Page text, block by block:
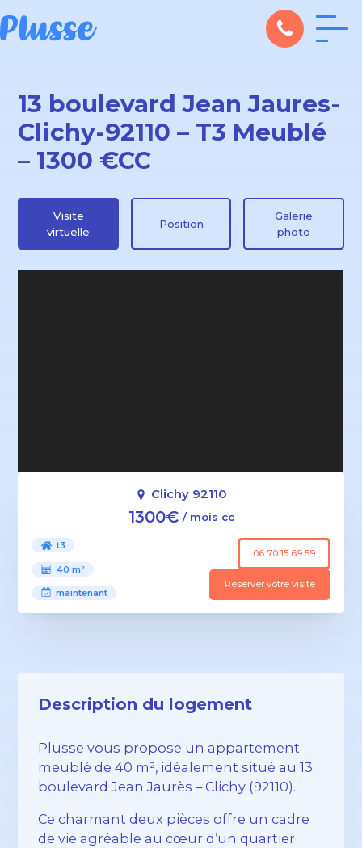
13 boulevard Jean Jaures-
Clichy-92110 – T3 Meublé
– 1300 €CC
Visite
virtuelle
Position
Galerie
photo
Clichy 92110
1300€ / mois cc
t3
40 m²
maintenant
06 70 15 69 59
Réserver votre visite
Description du logement
Plusse vous propose un appartement
meublé de 40 m², idéalement situé au 13
boulevard Jean Jaurès – Clichy (92110).
Ce charmant deux pièces offre un cadre
de vie agréable au cœur d’un quartier